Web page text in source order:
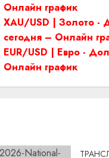
Онлайн график
XAU/USD | Золото -
сегодня – Онлайн
EUR/USD | Евро -
Онлайн график